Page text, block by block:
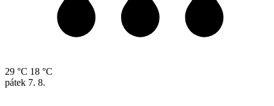
29 °C 18 °C
pátek 7. 8.